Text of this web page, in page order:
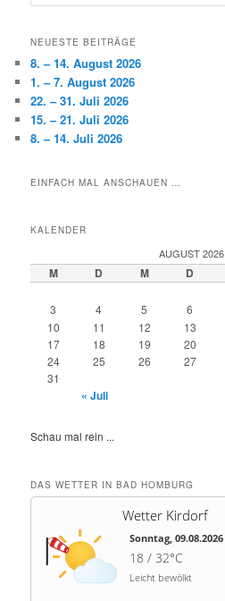
u
h
n
NEUESTE BEITRÄGE
8. – 14. August 2026
1. – 7. August 2026
22. – 31. Juli 2026
15. – 21. Juli 2026
8. – 14. Juli 2026
EINFACH MAL ANSCHAUEN …
KALENDER
AUGUST 2026
M D M D
3 4 5 6
10 11 12 13
17
18 19 20
24
25 26 27
31
« Juli
Schau mal rein ...
DAS WETTER IN BAD HOMBURG
Wetter Kirdorf
Sonntag, 09.08.2026
18 / 32°C
Leicht bewölkt